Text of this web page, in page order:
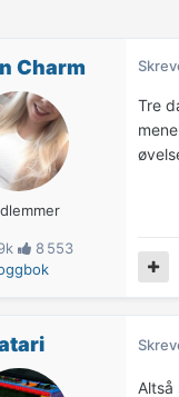
Charm
8 553
Tre